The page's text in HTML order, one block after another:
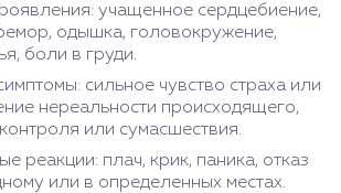
учащенное сердцебиение,
одышка, головокружение,
боли в груди.
сильное чувство страха или
нереальности происходящего,
или сумасшествия.
реакции: плач, крик, паника, отказ
или в определенных местах.